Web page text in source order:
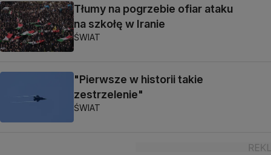
Tłumy na pogrzebie ofiar ataku
na szkołę w Iranie
ŚWIAT
"Pierwsze w historii takie
zestrzelenie"
ŚWIAT